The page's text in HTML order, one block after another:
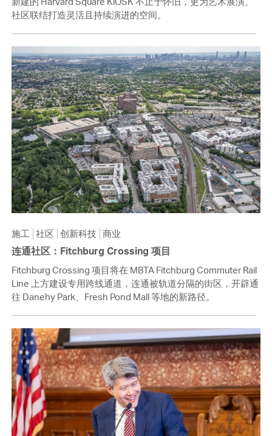
社区联结打造灵活且持续演进的空间。
施工 社区 创新科技 商业
连通社区：Fitchburg Crossing 项目
Fitchburg Crossing 项目将在 MBTA Fitchburg Commuter Rail
Line 上方建设专用跨线通道，连通被轨道分隔的街区，开辟通
往 Danehy Park、Fresh Pond Mall 等地的新路径。